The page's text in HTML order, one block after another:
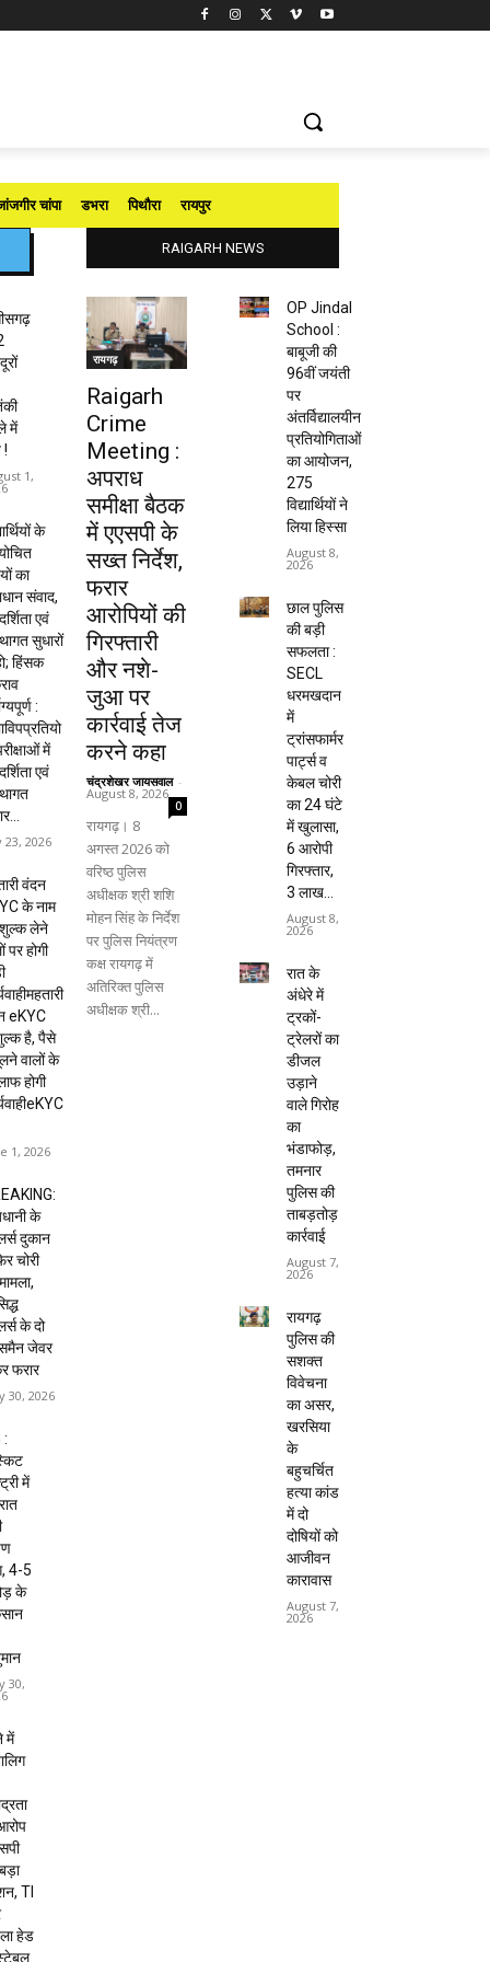
चांपा डभरा पिथौरा रायपुर
में
!
1,
के
का
संवाद,
एवं
सुधारों
हिंसक
:
में
एवं
23, 2026
वंदन
के नाम
लेने
पर होगी
eKYC
है, पैसे
वालों के
होगी
1, 2026
के
दुकान
चोरी
के दो
जेवर
फरार
30, 2026
:
में
4-5
के
30,
में
TI
हेड
RAIGARH NEWS
रायगढ़
Raigarh
Crime
Meeting :
अपराध
समीक्षा बैठक
में एएसपी के
सख्त निर्देश,
फरार
आरोपियों की
गिरफ्तारी
और नशे-
जुआ पर
कार्रवाई तेज
करने कहा
चंद्रशेखर जायसवाल -
August 8, 2026
0
रायगढ़। 8
अगस्त 2026 को
वरिष्ठ पुलिस
अधीक्षक श्री शशि
मोहन सिंह के निर्देश
पर पुलिस नियंत्रण
कक्ष रायगढ़ में
अतिरिक्त पुलिस
अधीक्षक श्री...
OP Jindal
School :
बाबूजी की
96वीं जयंती
पर
अंतर्विद्यालयीन
प्रतियोगिताओं
का आयोजन,
275
विद्यार्थियों ने
लिया हिस्सा
August 8,
2026
छाल पुलिस
की बड़ी
सफलता :
SECL
धरमखदान
में
ट्रांसफार्मर
पार्ट्स व
केबल चोरी
का 24 घंटे
में खुलासा,
6 आरोपी
गिरफ्तार,
₹3 लाख...
August 8,
2026
रात के
अंधेरे में
ट्रकों-
ट्रेलरों का
डीजल
उड़ाने
वाले गिरोह
का
भंडाफोड़,
तमनार
पुलिस की
ताबड़तोड़
कार्रवाई
August 7,
2026
रायगढ़
पुलिस की
सशक्त
विवेचना
का असर,
खरसिया
के
बहुचर्चित
हत्या कांड
में दो
दोषियों को
आजीवन
कारावास
August 7,
2026